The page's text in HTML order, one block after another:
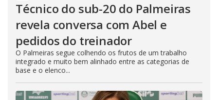
Técnico do sub-20 do Palmeiras
revela conversa com Abel e
pedidos do treinador
O Palmeiras segue colhendo os frutos de um trabalho
integrado e muito bem alinhado entre as categorias de
base e o elenco...